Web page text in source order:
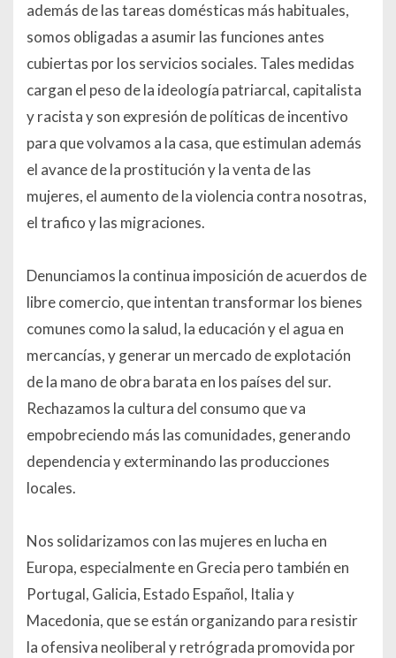
además de las tareas domésticas más habituales,
somos obligadas a asumir las funciones antes
cubiertas por los servicios sociales. Tales medidas
cargan el peso de la ideología patriarcal, capitalista
y racista y son expresión de políticas de incentivo
para que volvamos a la casa, que estimulan además
el avance de la prostitución y la venta de las
mujeres, el aumento de la violencia contra nosotras,
el trafico y las migraciones.
Denunciamos la continua imposición de acuerdos de
libre comercio, que intentan transformar los bienes
comunes como la salud, la educación y el agua en
mercancías, y generar un mercado de explotación
de la mano de obra barata en los países del sur.
Rechazamos la cultura del consumo que va
empobreciendo más las comunidades, generando
dependencia y exterminando las producciones
locales.
Nos solidarizamos con las mujeres en lucha en
Europa, especialmente en Grecia pero también en
Portugal, Galicia, Estado Español, Italia y
Macedonia, que se están organizando para resistir
la ofensiva neoliberal y retrógrada promovida por